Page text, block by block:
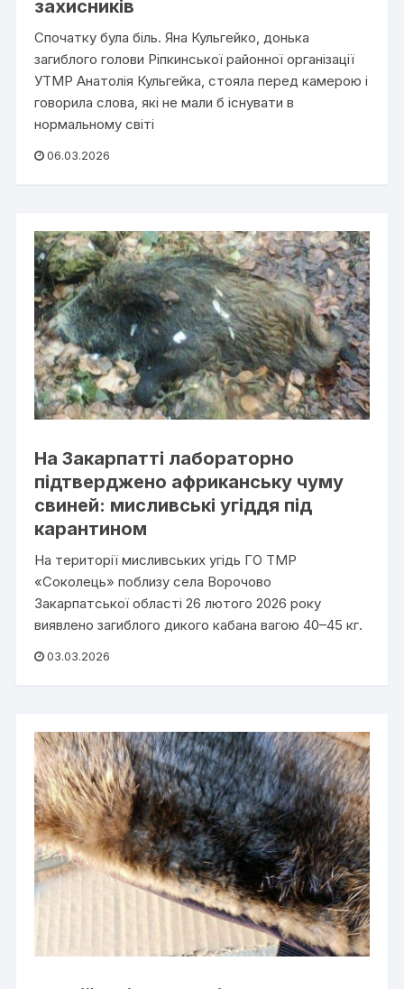
захисників
Спочатку була біль. Яна Кульгейко, донька
загиблого голови Ріпкинської районної організації
УТМР Анатолія Кульгейка, стояла перед камерою і
говорила слова, які не мали б існувати в
нормальному світі
06.03.2026
На Закарпатті лабораторно
підтверджено африканську чуму
свиней: мисливські угіддя під
карантином
На території мисливських угідь ГО ТМР
«Соколець» поблизу села Ворочово
Закарпатської області 26 лютого 2026 року
виявлено загиблого дикого кабана вагою 40–45 кг.
03.03.2026